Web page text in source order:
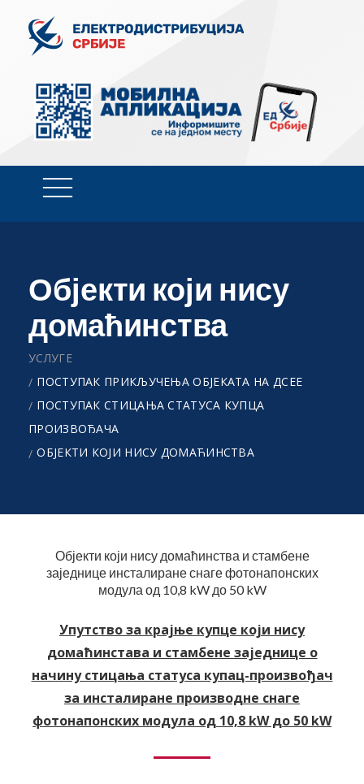
Објекти који нису
домаћинства
УСЛУГЕ
ПОСТУПАК ПРИКЉУЧЕЊА ОБЈЕКАТА НА ДСЕЕ
ПОСТУПАК СТИЦАЊА СТАТУСА КУПЦА
ПРОИЗВОЂАЧА
ОБЈЕКТИ КОЈИ НИСУ ДОМАЋИНСТВА
Објекти који нису домаћинства и стамбене
заједнице инсталиране снаге фотонапонских
модула од 10,8 kW до 50 kW
Упутство за крајње купце који нису
домаћинстава и стамбене заједнице о
начину стицања статуса купац-произвођач
за инсталиране производне снаге
фотонапонских модула од 10,8 kW до 50 kW